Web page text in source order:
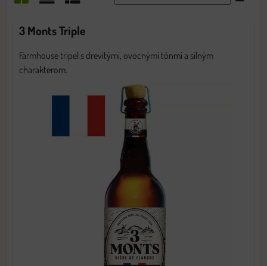
3 Monts Triple
Farmhouse tripel s drevitými, ovocnými tónmi a silným
charakterom.